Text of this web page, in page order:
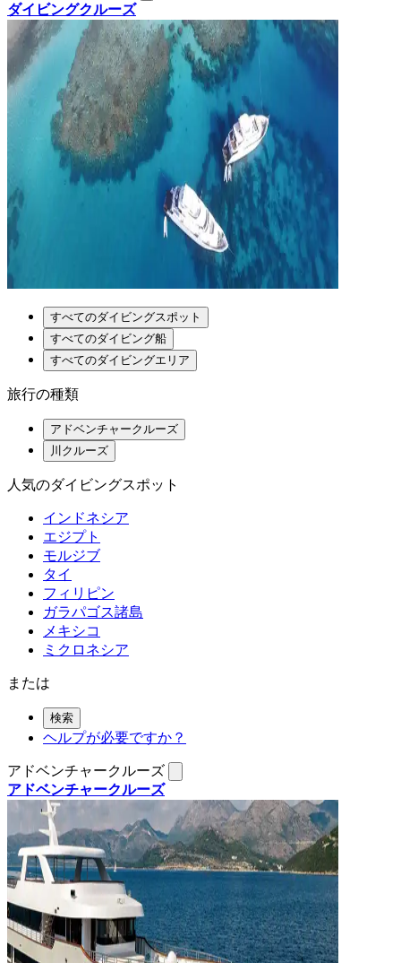
ダイビングクルーズ
すべてのダイビングスポット
すべてのダイビング船
すべてのダイビングエリア
旅行の種類
アドベンチャークルーズ
川クルーズ
人気のダイビングスポット
インドネシア
エジプト
モルジブ
タイ
フィリピン
ガラパゴス諸島
メキシコ
ミクロネシア
または
検索
ヘルプが必要ですか？
アドベンチャークルーズ
アドベンチャークルーズ